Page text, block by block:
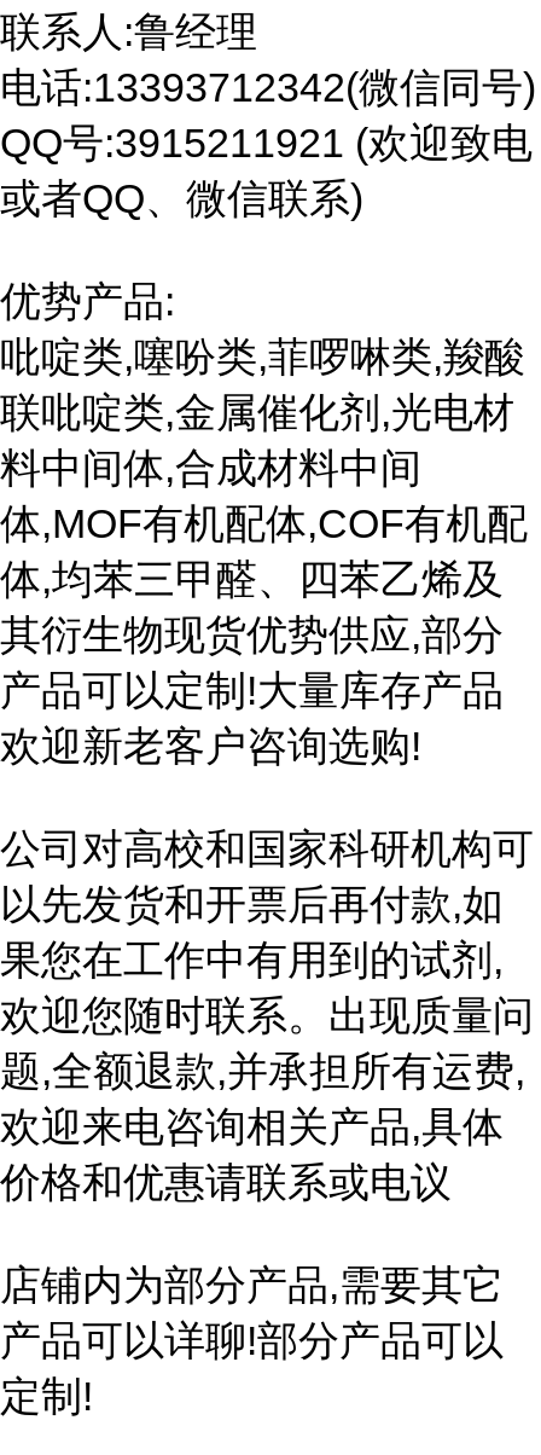
联系人:鲁经理
电话:13393712342(微信同号)
QQ号:3915211921 (欢迎致电
或者QQ、微信联系)
优势产品:
吡啶类,噻吩类,菲啰啉类,羧酸
联吡啶类,金属催化剂,光电材
料中间体,合成材料中间
体,MOF有机配体,COF有机配
体,均苯三甲醛、四苯乙烯及
其衍生物现货优势供应,部分
产品可以定制!大量库存产品
欢迎新老客户咨询选购!
公司对高校和国家科研机构可
以先发货和开票后再付款,如
果您在工作中有用到的试剂,
欢迎您随时联系。出现质量问
题,全额退款,并承担所有运费,
欢迎来电咨询相关产品,具体
价格和优惠请联系或电议
店铺内为部分产品,需要其它
产品可以详聊!部分产品可以
定制!